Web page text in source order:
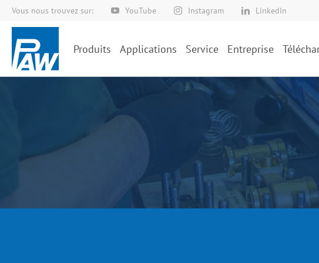
Vous nous trouvez sur: YouTube Instagram LinkedIn
Allez
au
contenu
Produits Applications Service Entreprise